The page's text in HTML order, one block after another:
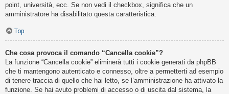
point, università, ecc. Se non vedi il checkbox, significa che un
amministratore ha disabilitato questa caratteristica.
Top
Che cosa provoca il comando “Cancella cookie”?
La funzione “Cancella cookie” eliminerà tutti i cookie generati da phpBB
che ti mantengono autenticato e connesso, oltre a permetterti ad esempio
di tenere traccia di quello che hai letto, se l’amministrazione ha attivato la
funzione. Se hai avuto problemi di accesso o di uscita dal sistema, la